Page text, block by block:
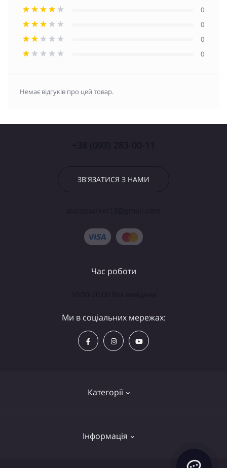
0
0
0
0
Немає відгуків про цей товар.
ЗВ'ЯЗАТИСЯ З НАМИ
Категорії
Інформація
Час роботи
Ми в соціальних мережах: